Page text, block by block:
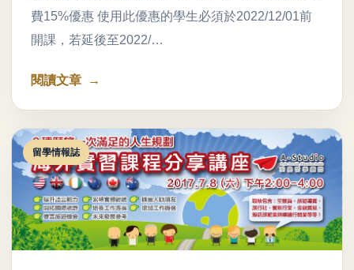
費15%優惠 使用此優惠的學生必須於2022/12/01前
開課，若延後至2022/…
閱讀文章
留學情報誌